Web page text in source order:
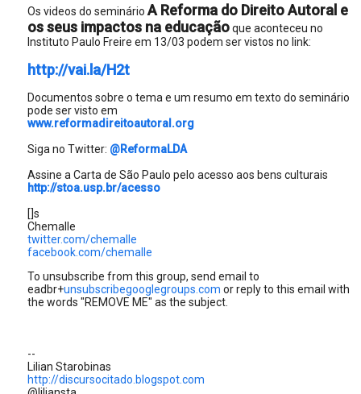
Os videos do seminário A Reforma do Direito Autoral e
os seus impactos na educaçãoque aconteceu no
Instituto Paulo Freire em 13/03 podem ser vistos no link:
http://vai.la/H2t
Documentos sobre o tema e um resumo em texto do seminário
pode ser visto em
www.reformadireitoautoral.org
Siga no Twitter: @ReformaLDA
Assine a Carta de São Paulo pelo acesso aos bens culturais
http://stoa.usp.br/acesso
[]s
Chemalle
twitter.com/chemalle
facebook.com/chemalle
To unsubscribe from this group, send email to
eadbr+unsubscribegooglegroups.com or reply to this email with
the words "REMOVE ME" as the subject.
--
Lilian Starobinas
http://discursocitado.blogspot.com